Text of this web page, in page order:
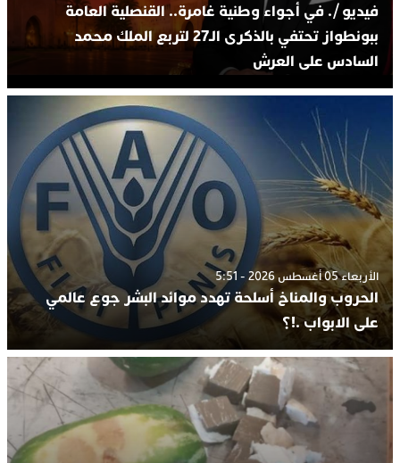
فيديو /. في أجواء وطنية غامرة.. القنصلية العامة
ببونطواز تحتفي بالذكرى الـ27 لتربع الملك محمد
السادس على العرش
الأربعاء 05 أغسطس 2026 - 5:51
الحروب والمناخ أسلحة تهدد موائد البشر جوع عالمي
على الابواب .!؟